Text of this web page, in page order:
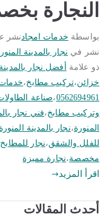
النجارة بخصم
بواسطة خدمات امجادنشر
نشر في نجار بالمدينة
ذو علامة
أفضل نجار بالمدينة
خزائن،تركيب مطابخ،
0562694961،صناعة
وتركيب مطابخ،فني نجار
المنورة،نجار بالمدينة المنورة
للفلل والشقق،نجار للمطابخ
مخصصة،نجارة مميزة
اقرأ المزيد
أحدث المقالات